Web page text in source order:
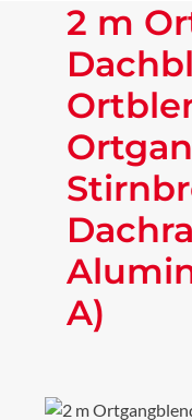
2 m
A)
Bildergalerie